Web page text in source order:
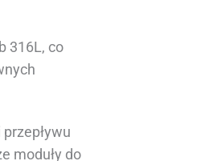
316L, co
moduły do